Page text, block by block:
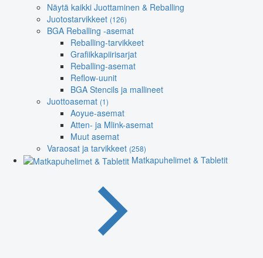
Näytä kaikki Juottaminen & Reballing
Juotostarvikkeet (126)
BGA Reballing -asemat
Reballing-tarvikkeet
Grafiikkapiirisarjat
Reballing-asemat
Reflow-uunit
BGA Stencils ja mallineet
Juottoasemat (1)
Aoyue-asemat
Atten- ja Mlink-asemat
Muut asemat
Varaosat ja tarvikkeet (258)
Matkapuhelimet & Tabletit